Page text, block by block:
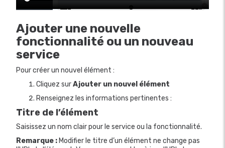
Ajouter une nouvelle
fonctionnalité ou un nouveau
service
Pour créer un nouvel élément :
Cliquez surAjouter un nouvel élément
Renseignez les informations pertinentes :
Titre de l’élément
Saisissez un nom clair pour le service ou la fonctionnalité.
Remarque : Modifier le titre d’un élément ne change pas